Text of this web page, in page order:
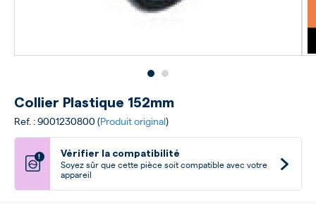
Collier Plastique 152mm
Ref. : 9001230800 (Produit original)
! Vérifier la compatibilité
Soyez sûr que cette pièce soit compatible avec votre
appareil